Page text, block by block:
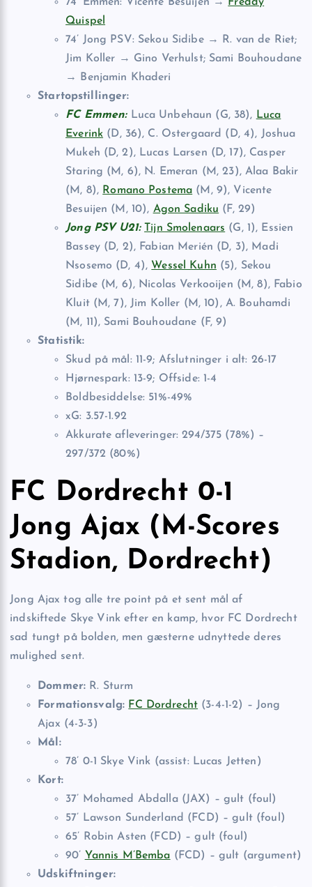
Quispel
74’ Jong PSV: Sekou Sidibe → R. van de Riet;
Jim Koller → Gino Verhulst; Sami Bouhoudane
→ Benjamin Khaderi
Startopstillinger:
FC Emmen:Luca Unbehaun (G, 38), Luca
Everink (D, 36), C. Ostergaard (D, 4), Joshua
Mukeh (D, 2), Lucas Larsen (D, 17), Casper
Staring (M, 6), N. Emeran (M, 23), Alaa Bakir
(M, 8), Romano Postema (M, 9), Vicente
Besuijen (M, 10), Agon Sadiku (F, 29)
Jong PSV U21:
Tijn Smolenaars (G, 1), Essien
Bassey (D, 2), Fabian Merién (D, 3), Madi
Nsosemo (D, 4), Wessel Kuhn (5), Sekou
Sidibe (M, 6), Nicolas Verkooijen (M, 8), Fabio
Kluit (M, 7), Jim Koller (M, 10), A. Bouhamdi
(M, 11), Sami Bouhoudane (F, 9)
Statistik:
Skud på mål: 11-9; Afslutninger i alt: 26-17
Hjørnespark: 13-9; Offside: 1-4
Boldbesiddelse: 51%-49%
xG: 3.57-1.92
Akkurate afleveringer: 294/375 (78%) –
297/372 (80%)
FC Dordrecht 0-1
Jong Ajax (M-Scores
Stadion, Dordrecht)
Jong Ajax tog alle tre point på et sent mål af
indskiftede Skye Vink efter en kamp, hvor FC Dordrecht
sad tungt på bolden, men gæsterne udnyttede deres
mulighed sent.
Dommer: R. Sturm
Formationsvalg: FC Dordrecht (3-4-1-2) – Jong
Ajax (4-3-3)
Mål:
78’ 0-1 Skye Vink (assist: Lucas Jetten)
Kort:
37’ Mohamed Abdalla (JAX) – gult (foul)
57’ Lawson Sunderland (FCD) – gult (foul)
65’ Robin Asten (FCD) – gult (foul)
90’ Yannis M’Bemba (FCD) – gult (argument)
Udskiftninger: